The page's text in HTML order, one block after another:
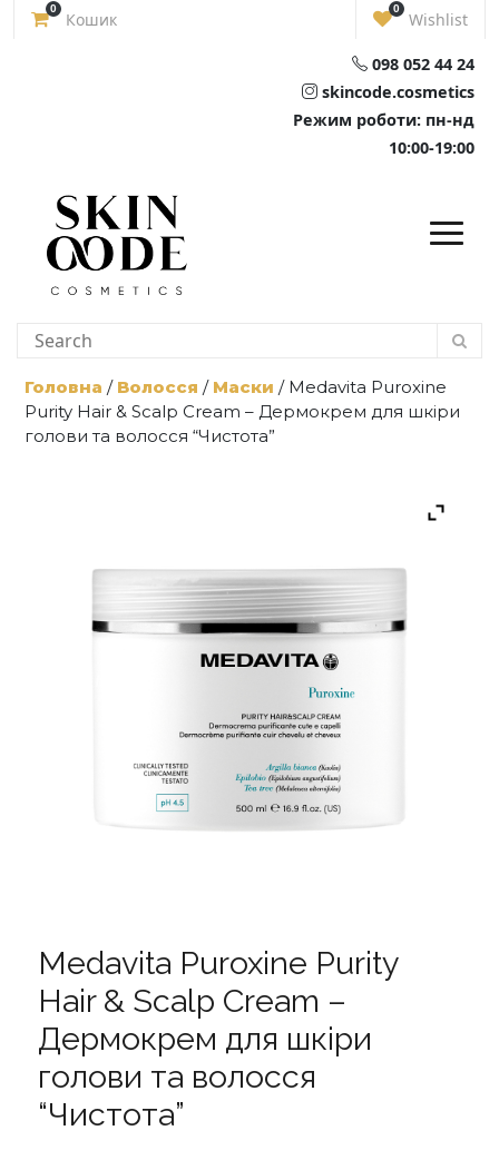
Skip
0
Кошик
0
Wishlist
098 052 44 24
skincode.cosmetics
Режим роботи: пн-нд
10:00-19:00
Головна / Волосся / Маски / Medavita Puroxine
Purity Hair & Scalp Cream – Дермокрем для шкіри
голови та волосся “Чистота”
Medavita Puroxine Purity
Hair & Scalp Cream –
Дермокрем для шкіри
голови та волосся
“Чистота”